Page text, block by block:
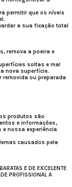
permitir que os níveis
a sua fixação total
remova a poeira e
soltas e mal
nova superfície.
removida ou preparada
produtos são
e informações,
nossa experiência
causados ​​pela
E DE EXCELENTE
PROFISSIONAL A